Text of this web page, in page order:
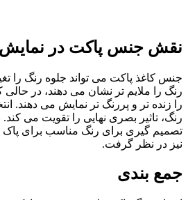
نقش جنس پاکت در
جنس کاغذ پاکت می تواند جلوه رنگ را
رنگ را ملایم تر نشان می دهند، در
را زنده تر و پررنگ تر نمایش می دهند.
رنگ، تاثیر بصری نهایی را تقویت می کند.
تصمیم گیری برای رنگ مناسب برای پاک
نیز در نظر گرفت.
جمع بندی